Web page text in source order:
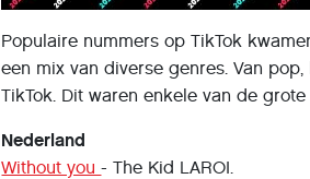
Populaire nummers op TikTok
een mix van diverse genres. Van
TikTok. Dit waren enkele van de
Nederland
Without you- The Kid LAROI.